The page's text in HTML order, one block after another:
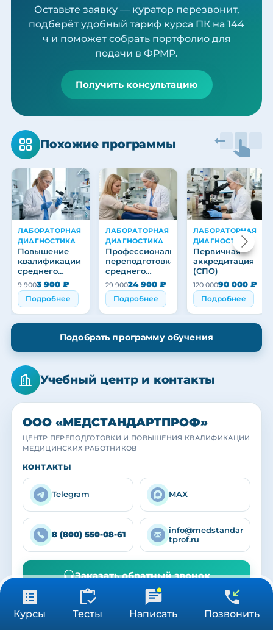
Курсы Тесты Написать Позвонить
Оставьте заявку — куратор перезвонит,
подберёт удобный тариф курса ПК на 144
ч и поможет собрать портфолио для
подачи в ФРМР.
Получить консультацию
Похожие программы
ЛАБОРАТОРНАЯ
ДИАГНОСТИКА
Повышение
квалификации
среднего
медицинского
персонала
9 9003 900 ₽
Подробнее
ЛАБОРАТОРНАЯ
ДИАГНОСТИКА
Профессиональная
переподготовка
среднего
медицинского
персонала
29 90024 900 ₽
Подробнее
ЛАБОРАТОРНАЯ
ДИАГНОСТИКА
Первичная
аккредитация
(СПО)
120 00090 000 ₽
Подробнее
Подобрать программу обучения
Учебный центр и контакты
Учебный центр
Практика с действующими специалистами
Наша команда
Преподаватели и кураторы центра
Выпускники
Вручение удостоверений и сертификатов
ООО «МЕДСТАНДАРТПРОФ»
ЦЕНТР ПЕРЕПОДГОТОВКИ И ПОВЫШЕНИЯ КВАЛИФИКАЦИИ
МЕДИЦИНСКИХ РАБОТНИКОВ
КОНТАКТЫ
Telegram MAX
8 (800) 550-08-61
info@medstandar
tprof.ru
Заказать обратный звонок
Социальные сети:
19 500 ₽
144 ч Получить консультацию